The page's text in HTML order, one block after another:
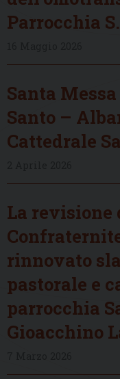
Parrocchia
Santa
Santo –
Cattedrale
La revisione
rinnovato
pastorale e
parrocchia
Gioacchino